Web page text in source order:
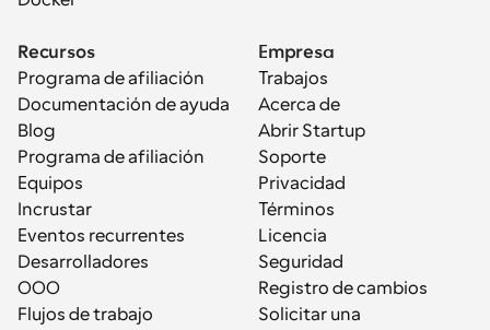
Recursos
Programa de afiliación
Documentación de ayuda
Blog
Programa de afiliación
Equipos
Incrustar
Eventos recurrentes
Desarrolladores
OOO
Flujos de trabajo
Empresa
Trabajos
Acerca de
Abrir Startup
Soporte
Privacidad
Términos
Licencia
Seguridad
Registro de cambios
Solicitar una